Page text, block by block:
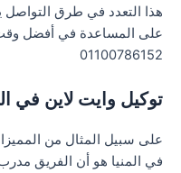
هذا التعدد في طرق
على المساعدة في أفضل
01100786152
توكيل وايت لاين في
على سبيل المثال من
في المنيا هو أن الفريق